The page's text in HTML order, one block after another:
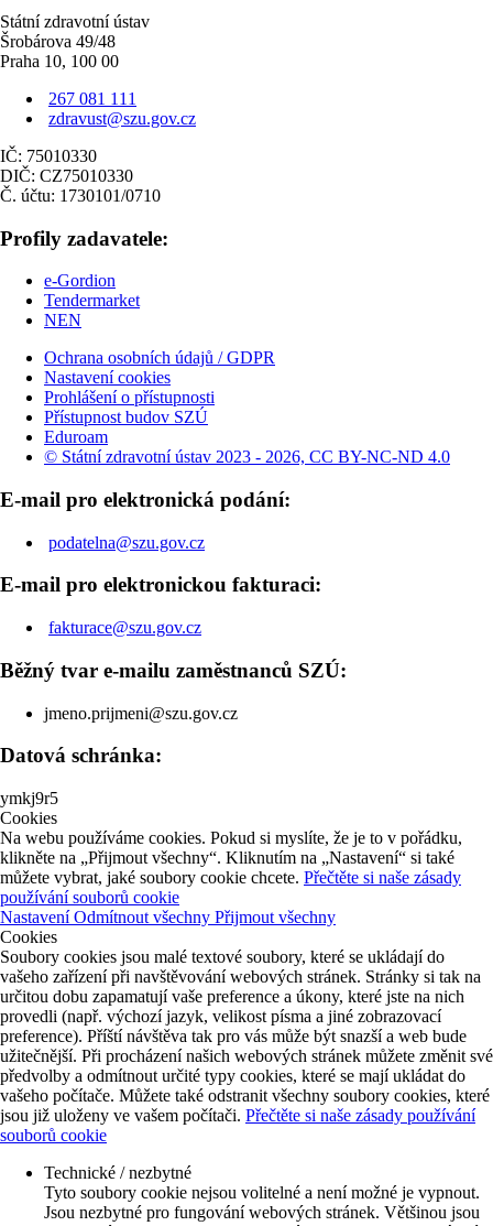
Státní zdravotní ústav
Šrobárova 49/48
Praha 10, 100 00
267 081 111
zdravust@szu.gov.cz
IČ: 75010330
DIČ: CZ75010330
Č. účtu: 1730101/0710
Profily zadavatele:
e-Gordion
Tendermarket
NEN
Ochrana osobních údajů / GDPR
Nastavení cookies
Prohlášení o přístupnosti
Přístupnost budov SZÚ
Eduroam
© Státní zdravotní ústav 2023 - 2026, CC BY-NC-ND 4.0
E-mail pro elektronická podání:
podatelna@szu.gov.cz
E-mail pro elektronickou fakturaci:
fakturace@szu.gov.cz
Běžný tvar e-mailu zaměstnanců SZÚ:
jmeno.prijmeni@szu.gov.cz
Datová schránka:
ymkj9r5
Cookies
Na webu používáme cookies. Pokud si myslíte, že je to v pořádku,
klikněte na „Přijmout všechny“. Kliknutím na „Nastavení“ si také
můžete vybrat, jaké soubory cookie chcete. Přečtěte si naše zásady
používání souborů cookie
NastaveníOdmítnout všechny Přijmout všechny
Cookies
Soubory cookies jsou malé textové soubory, které se ukládají do
vašeho zařízení při navštěvování webových stránek. Stránky si tak na
určitou dobu zapamatují vaše preference a úkony, které jste na nich
provedli (např. výchozí jazyk, velikost písma a jiné zobrazovací
preference). Příští návštěva tak pro vás může být snazší a web bude
užitečnější. Při procházení našich webových stránek můžete změnit své
předvolby a odmítnout určité typy cookies, které se mají ukládat do
vašeho počítače. Můžete také odstranit všechny soubory cookies, které
jsou již uloženy ve vašem počítači. Přečtěte si naše zásady používání
souborů cookie
Technické / nezbytné
Tyto soubory cookie nejsou volitelné a není možné je vypnout.
Jsou nezbytné pro fungování webových stránek. Většinou jsou